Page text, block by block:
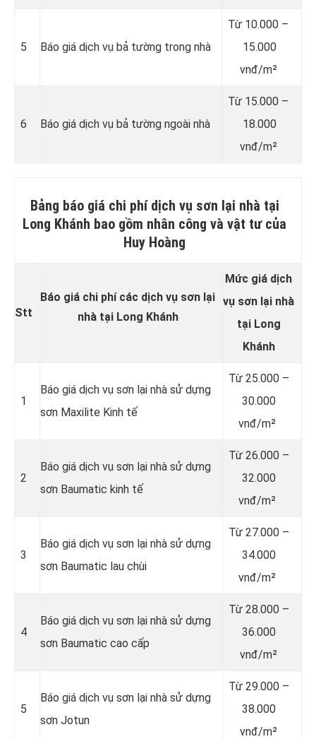
5 Báo giá dịch vụ bả tường trong nhà
Từ 10.000 –
15.000
vnđ/m²
6 Báo giá dịch vụ bả tường ngoài nhà
Từ 15.000 –
18.000
vnđ/m²
Bảng báo giá chi phí dịch vụ sơn lại nhà tại
Long Khánh bao gồm nhân công và vật tư của
Huy Hoàng
Stt
Báo giá chi phí các dịch vụ sơn lại
nhà tại Long Khánh
Mức giá dịch
vụ sơn lại nhà
tại Long
Khánh
1
Báo giá dịch vụ sơn lại nhà sử dựng
sơn Maxilite Kinh tế
Từ 25.000 –
30.000
vnđ/m²
2
Báo giá dịch vụ sơn lại nhà sử dựng
sơn Baumatic kinh tế
Từ 26.000 –
32.000
vnđ/m²
3
Báo giá dịch vụ sơn lại nhà sử dựng
sơn Baumatic lau chùi
Từ 27.000 –
34.000
vnđ/m²
4
Báo giá dịch vụ sơn lại nhà sử dựng
sơn Baumatic cao cấp
Từ 28.000 –
36.000
vnđ/m²
5
Báo giá dịch vụ sơn lại nhà sử dựng
sơn Jotun
Từ 29.000 –
38.000
vnđ/m²